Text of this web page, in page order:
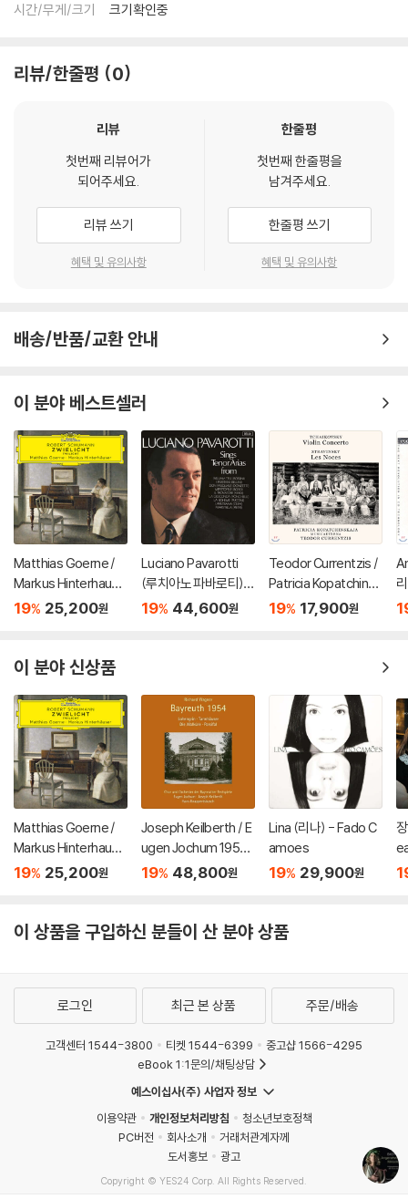
시간/무게/크기
크기확인중
리뷰/한줄평 0
리뷰
첫번째 리뷰어가
되어주세요.
리뷰 쓰기
혜택 및 유의사항
한줄평
첫번째 한줄평을
남겨주세요.
한줄평 쓰기
혜택 및 유의사항
배송/반품/교환 안내
이 분야 베스트셀러
Matthias Goerne /
Markus Hinterhause
r 슈만: 황혼 (가곡집)
19% 25,200원
Luciano Pavarotti
(루치아노 파바로티) -
이탈리아 오페라 리마
19% 44,600원
Teodor Currentzis /
Patricia Kopatchinsk
aja 차이코프스키: 바이
19% 17,900원
a)
이 분야 신상품
Matthias Goerne /
Markus Hinterhause
r 슈만: 황혼 (가곡집)
19% 25,200원
Joseph Keilberth / E
ugen Jochum 1954
년 바이로이트 페스티
19% 48,800원
Lina (리나) - Fado C
amoes
19% 29,900원
이 상품을 구입하신 분들이 산 분야 상품
로그인 최근 본 상품 주문/배송
고객센터 1544-3800 티켓 1544-6399
중고샵 1566-4295
eBook 1:1문의/채팅상담
예스이십사(주) 사업자 정보
이용약관
개인정보처리방침
청소년보호정책
PC버전
회사소개
거래처관계자께
도서홍보
광고
Copyright © YES24 Corp. All Rights Reserved.